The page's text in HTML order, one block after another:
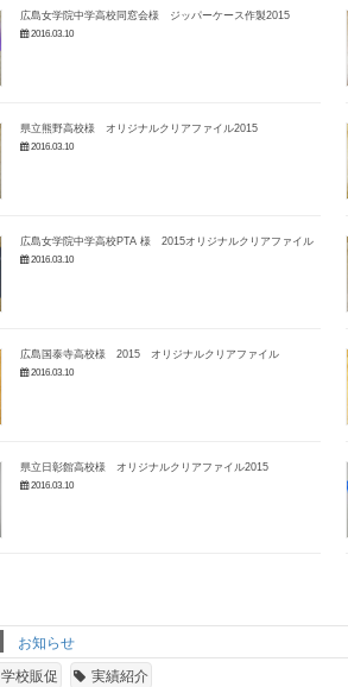
広島女学院中学高校同窓会様 ジッパーケース作製2015
2016.03.10
県立熊野高校様 オリジナルクリアファイル2015
2016.03.10
広島女学院中学高校PTA 様 2015オリジナルクリアファイル
2016.03.10
広島国泰寺高校様 2015 オリジナルクリアファイル
2016.03.10
県立日彰館高校様 オリジナルクリアファイル2015
2016.03.10
お知らせ
学校販促 実績紹介